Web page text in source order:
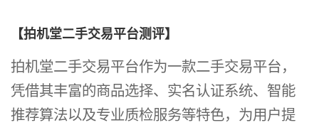
【拍机堂二手交易平台测评】
拍机堂二手交易平台作为一款二手交易平台，
凭借其丰富的商品选择、实名认证系统、智能
推荐算法以及专业质检服务等特色，为用户提